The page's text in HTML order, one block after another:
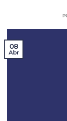
08
Abr